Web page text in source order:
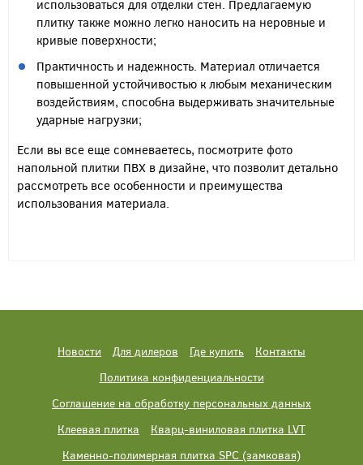
использоваться для отделки стен. Предлагаемую
плитку также можно легко наносить на неровные и
кривые поверхности;
Практичность и надежность. Материал отличается
повышенной устойчивостью к любым механическим
воздействиям, способна выдерживать значительные
ударные нагрузки;
Если вы все еще сомневаетесь, посмотрите фото
напольной плитки ПВХ в дизайне, что позволит детально
рассмотреть все особенности и преимущества
использования материала.
Новости Для дилеров Где купить
Контакты
Политика конфиденциальности
Соглашение на обработку персональных данных
Клеевая плитка
Кварц-виниловая плитка LVT
Каменно-полимерная плитка SPC (замковая)